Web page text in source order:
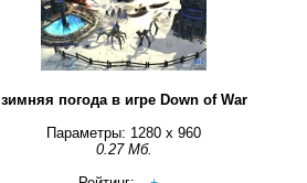
зимняя погода в игре Down of War
Параметры: 1280 x 960
0.27 Мб.